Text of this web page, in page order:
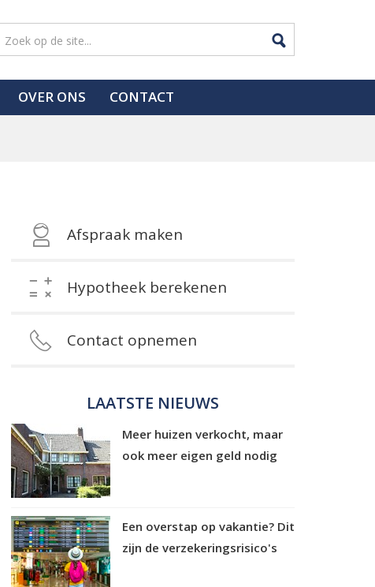
OVER ONS CONTACT
Afspraak maken
Hypotheek berekenen
Contact opnemen
LAATSTE NIEUWS
Meer huizen verkocht, maar
ook meer eigen geld nodig
Een overstap op vakantie? Dit
zijn de verzekeringsrisico's